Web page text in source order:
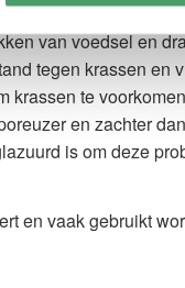
is.
van voedsel en
tegen krassen en
krassen te
en zachter
is om deze
en vaak gebruikt